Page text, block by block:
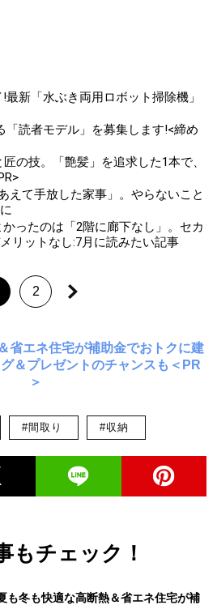
新「水ぶき両用ロボット掃除機」
「読者モデル」を募集します!<締め
の技。「艶髪」を追求した1本で、
えて手放した家事」。やらないこと
ったのは「2階に廊下なし」。セカ
リットなし:7月に読みたい記事
2
省エネ住宅が補助金でおトクに建
＆プレゼントのチャンスも＜PR
＞
#間取り #収納
もチェック！
も冬も快適な高断熱＆省エネ住宅が補